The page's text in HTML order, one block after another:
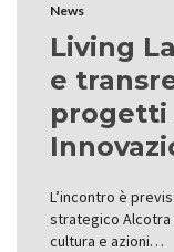
News
Living
e
progetti
L’incontro è
strategico Alcotra
cultura e azioni…